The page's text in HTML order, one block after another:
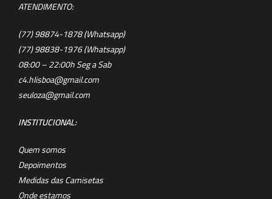
ATENDIMENTO:
(77) 98874-1878 (Whatsapp)
(77) 98838-1976 (Whatsapp)
08:00 – 22:00h Seg a Sab
c4.hlisboa@gmail.com
seuloza@gmail.com
INSTITUCIONAL:
Quem somos
Depoimentos
Medidas das Camisetas
Onde estamos